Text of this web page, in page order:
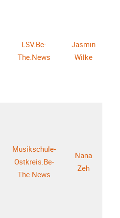
LSV.Be-
The.News
Jasmin
Wilke
Musikschule-
Ostkreis.Be-
The.News
Nana
Zeh